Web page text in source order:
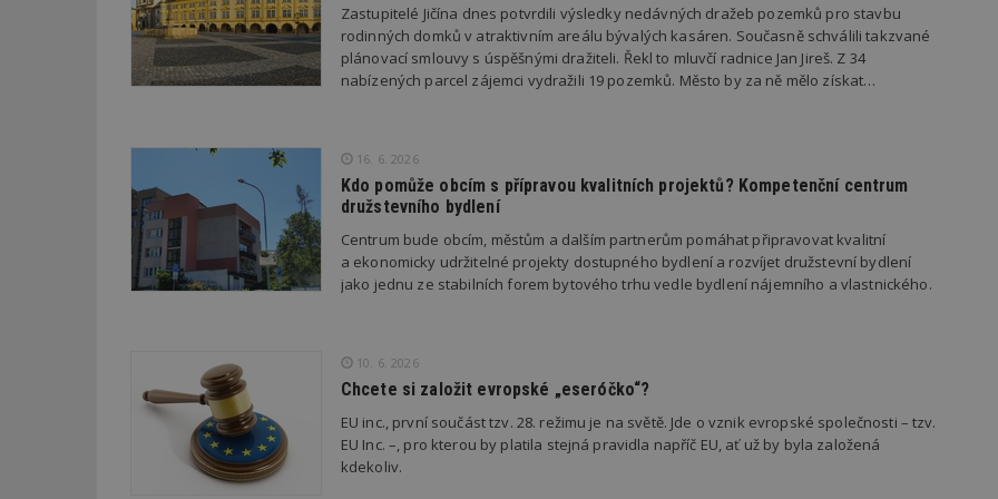
Zastupitelé Jičína dnes potvrdili výsledky nedávných dražeb pozemků pro stavbu
rodinných domků v atraktivním areálu bývalých kasáren. Současně schválili takzvané
plánovací smlouvy s úspěšnými dražiteli. Řekl to mluvčí radnice Jan Jireš. Z 34
nabízených parcel zájemci vydražili 19 pozemků. Město by za ně mělo získat…
16. 6. 2026
Kdo pomůže obcím s přípravou kvalitních projektů? Kompetenční centrum
družstevního bydlení
Centrum bude obcím, městům a dalším partnerům pomáhat připravovat kvalitní
a ekonomicky udržitelné projekty dostupného bydlení a rozvíjet družstevní bydlení
jako jednu ze stabilních forem bytového trhu vedle bydlení nájemního a vlastnického.
10. 6. 2026
Chcete si založit evropské „eseróčko“?
EU inc., první součást tzv. 28. režimu je na světě. Jde o vznik evropské společnosti – tzv.
EU Inc. –, pro kterou by platila stejná pravidla napříč EU, ať už by byla založená
kdekoliv.
vzorkování dat definovaného limitem
vašeho webu.
_dc_gtm_UA-53599847-1
.estav.cz
53
sekund
Tento soubor cookie je přidružen k
Správce značek Google k načtení
stránku. Pokud je použit, lze jej
id
uživatele
_hjFirstSeen
.estav.cz
minut
54
sekund
začátek cesty uživatele pro celkový
Neobsahuje žádné identifikovatelné
_hjAbsoluteSessionInProgress
29
Soubor cookie je nastaven tak, aby
sekund
__gfp_64b
Google LLC
1 rok
Jedná se o soubor cookie, který slouží